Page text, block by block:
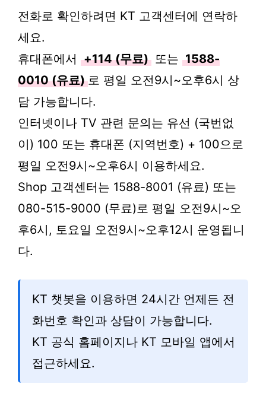
전화로 확인하려면 KT 고객센터에 연락하
세요.
휴대폰에서 +114 (무료) 또는 1588-
0010 (유료) 로 평일 오전9시~오후6시 상
담 가능합니다.
인터넷이나 TV 관련 문의는 유선 (국번없
이) 100 또는 휴대폰 (지역번호) + 100으로
평일 오전9시~오후6시 이용하세요.
Shop 고객센터는 1588-8001 (유료) 또는
080-515-9000 (무료)로 평일 오전9시~오
후6시, 토요일 오전9시~오후12시 운영됩니
다.
KT 챗봇을 이용하면 24시간 언제든 전
화번호 확인과 상담이 가능합니다.
KT 공식 홈페이지나 KT 모바일 앱에서
접근하세요.